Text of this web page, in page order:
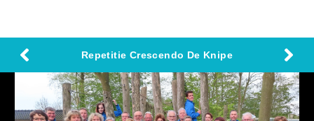
Repetitie Crescendo De Knipe